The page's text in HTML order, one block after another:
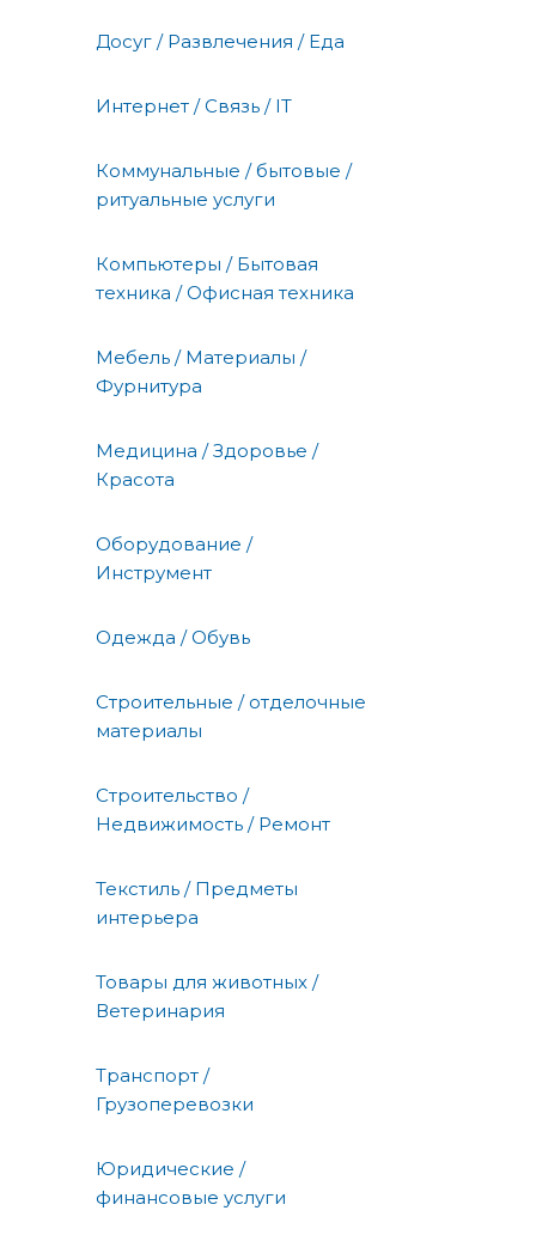
Досуг / Развлечения / Еда
Интернет / Связь / IT
Коммунальные / бытовые /
ритуальные услуги
Компьютеры / Бытовая
техника / Офисная техника
Мебель / Материалы /
Фурнитура
Медицина / Здоровье /
Красота
Оборудование /
Инструмент
Одежда / Обувь
Строительные / отделочные
материалы
Строительство /
Недвижимость / Ремонт
Текстиль / Предметы
интерьера
Товары для животных /
Ветеринария
Транспорт /
Грузоперевозки
Юридические /
финансовые услуги